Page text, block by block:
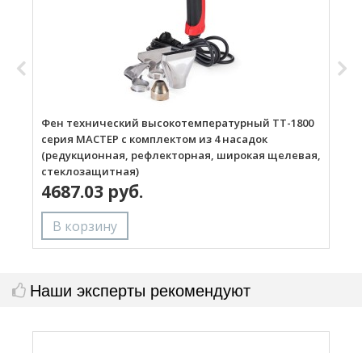
Фен технический высокотемпературный ТТ-1800
серия МАСТЕР с комплектом из 4 насадок
(редукционная, рефлекторная, широкая щелевая,
стеклозащитная)
4687.03 руб.
Наши эксперты рекомендуют